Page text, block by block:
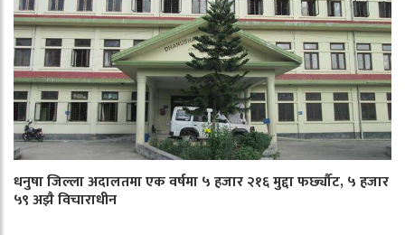
धनुषा जिल्ला अदालतमा एक वर्षमा ५ हजार २१६ मुद्दा फर्छ्यौट, ५ हजार
५९ अझै विचाराधीन